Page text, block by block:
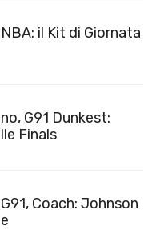
il Kit di Giornata
G91 Dunkest:
Finals
Coach: Johnson